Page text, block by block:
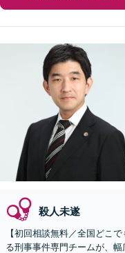
殺人未遂
【初回相談無料／全国どこ
る刑事事件専門チームが、幅